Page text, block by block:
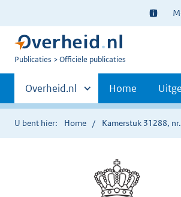
Ter
U
Publicaties Officiële publicaties
Primaire
navigatie
Andere
sites
binnen
Overheid.nl Home
U bent hier: Home Kamerstuk 31288,